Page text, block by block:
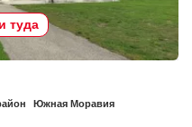
туда
Южная Моравия